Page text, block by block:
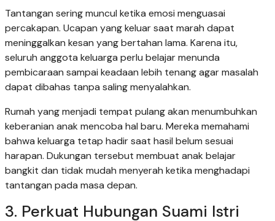
Tantangan sering muncul ketika emosi menguasai
percakapan. Ucapan yang keluar saat marah dapat
meninggalkan kesan yang bertahan lama. Karena itu,
seluruh anggota keluarga perlu belajar menunda
pembicaraan sampai keadaan lebih tenang agar masalah
dapat dibahas tanpa saling menyalahkan.
Rumah yang menjadi tempat pulang akan menumbuhkan
keberanian anak mencoba hal baru. Mereka memahami
bahwa keluarga tetap hadir saat hasil belum sesuai
harapan. Dukungan tersebut membuat anak belajar
bangkit dan tidak mudah menyerah ketika menghadapi
tantangan pada masa depan.
3. Perkuat Hubungan Suami Istri